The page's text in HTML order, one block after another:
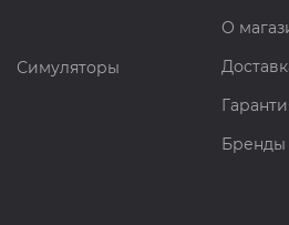
Симуляторы
О
Бренды